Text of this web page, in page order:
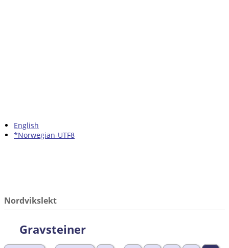
English
*Norwegian-UTF8
Nordvikslekt
Gravsteiner